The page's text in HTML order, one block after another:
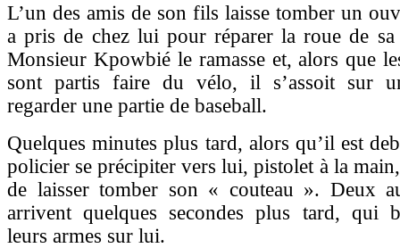
L’un des amis de son fils laisse tomber un
a pris de chez lui pour réparer la roue de
Monsieur Kpowbié le ramasse et, alors que
sont partis faire du vélo, il s’assoit sur
regarder une partie de baseball.
Quelques minutes plus tard, alors qu’il est
policier se précipiter vers lui, pistolet à la
de laisser tomber son « couteau ». Deux
arrivent quelques secondes plus tard, qui
leurs armes sur lui.